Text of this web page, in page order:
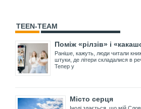
TEEN-TEAM
Поміж «рілзів» і
Раніше, кажуть, люди читали
штуки, де літери складалися в
Тепер у
Місто серця